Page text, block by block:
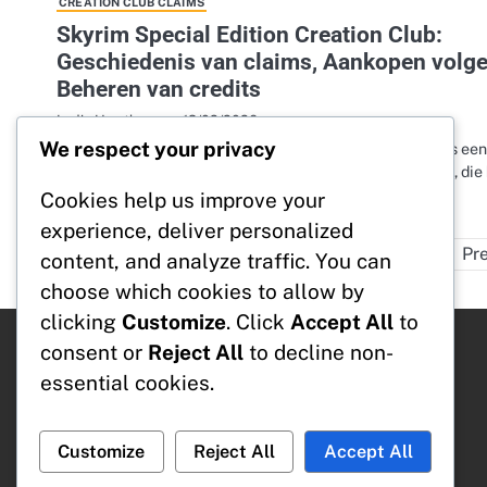
CREATION CLUB CLAIMS
Skyrim Special Edition Creation Club:
Geschiedenis van claims, Aankopen
Beheren van credits
Lydia Hawthorne 13/02/2026
De Creation Club in Skyrim Special Edition biedt spelers een
zorgvuldig geselecteerde verzameling officiële content, die
game-ervaring verrijkt met…
Categorieën
Bethesda.net Promoties
DLC Inwisseling
We respect your privacy
Cookies help us improve your
experience, deliver personalized
content, and analyze traffic. You can
choose which cookies to allow by
clicking Customize. Click Accept All to
consent or Reject All to decline non-
essential cookies.
Customize Reject All Accept All